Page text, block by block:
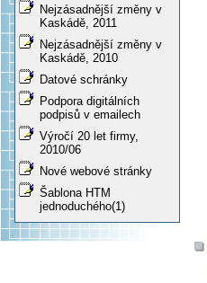
Nejzásadnější změny v
Kaskádě, 2011
Nejzásadnější změny v
Kaskádě, 2010
Datové schránky
Podpora digitálních
podpisů v emailech
Výročí 20 let firmy,
2010/06
Nové webové stránky
Šablona HTM
jednoduchého(1)